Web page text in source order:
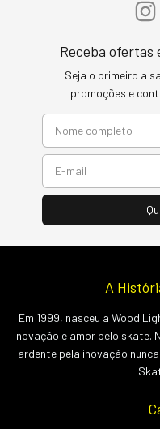
Receba ofertas
Seja o primeiro a
promoções e
A
Em 1999, nasceu a Wood
inovação e amor pelo skate.
ardente pela inovação